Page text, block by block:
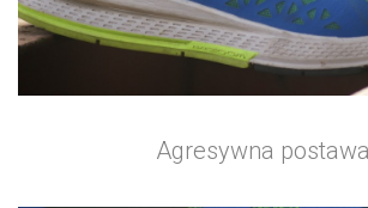
Agresywna